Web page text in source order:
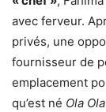
avec ferveur.
privés, une
fournisseur de
emplacement
qu’est né Ola Ola